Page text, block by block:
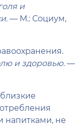
и
— М.: Социум,
и здоровью.—
напитками, не